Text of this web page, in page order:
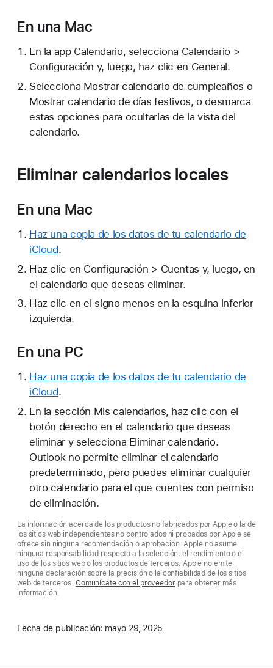
En una Mac
En la app Calendario, selecciona Calendario >
Configuración y, luego, haz clic en General.
Selecciona Mostrar calendario de cumpleaños o
Mostrar calendario de días festivos, o desmarca
estas opciones para ocultarlas de la vista del
calendario.
Eliminar calendarios locales
En una Mac
Haz una copia de los datos de tu calendario de
iCloud.
Haz clic en Configuración > Cuentas y, luego, en
el calendario que deseas eliminar.
Haz clic en el signo menos en la esquina inferior
izquierda.
En una PC
Haz una copia de los datos de tu calendario de
iCloud.
En la sección Mis calendarios, haz clic con el
botón derecho en el calendario que deseas
eliminar y selecciona Eliminar calendario.
Outlook no permite eliminar el calendario
predeterminado, pero puedes eliminar cualquier
otro calendario para el que cuentes con permiso
de eliminación.
La información acerca de los productos no fabricados por Apple o la de
los sitios web independientes no controlados ni probados por Apple se
ofrece sin ninguna recomendación o aprobación. Apple no asume
ninguna responsabilidad respecto a la selección, el rendimiento o el
uso de los sitios web o los productos de terceros. Apple no emite
ninguna declaración sobre la precisión o la confiabilidad de los sitios
web de terceros. Comunícate con el proveedorpara obtener más
información.
Fecha de publicación: mayo 29, 2025